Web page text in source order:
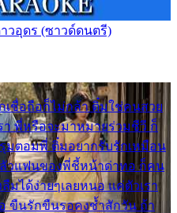
วอุดร (ซาวด์ดนตรี)
เชื่อถือก็ไม่กล้า ติ๋มใช่คนสวย
า พี่หรือจะมาหมายร่วมชีวี ก็
มตอมพี่ ติ๋มอยากรับรักเหมือน
วแฟนของพี่ชี้หน้าด่าทอ ก็คน
ได้ง่ายๆเลยหนอ แค่ตัวเรา
ขืนรักขืนรอคงช้ำสักวัน ถ้า